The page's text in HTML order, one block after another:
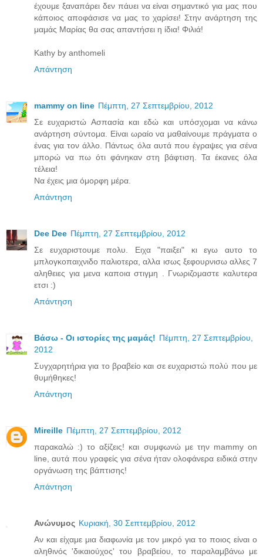
έχουμε ξαναπάρει δεν πάυει να είναι σημαντικό για μας που
κάποιος αποφάσισε να μας το χαρίσει! Στην ανάρτηση της
μαμάς Μαρίας θα σας απαντήσει η ίδια! Φιλιά!
Kathy by anthomeli
Απάντηση
mammy on line Πέμπτη, 27 Σεπτεμβρίου, 2012
Σε ευχαριστώ Ασπασία και εδώ και υπόσχομαι να κάνω
ανάρτηση σύντομα. Είναι ωραίο να μαθαίνουμε πράγματα ο
ένας για τον άλλο. Πάντως όλα αυτά που έγραψες για σένα
μπορώ να πω ότι φάνηκαν στη βάφτιση. Τα έκανες όλα
τέλεια!
Να έχεις μια όμορφη μέρα.
Απάντηση
Dee Dee Πέμπτη, 27 Σεπτεμβρίου, 2012
Σε ευχαριστουμε πολυ. Ειχα "παιξει" κι εγω αυτο το
μπλογκοπαιχνιδο παλιοτερα, αλλα ισως ξεφουρνισω αλλες 7
αληθειες για μενα καποια στιγμη . Γνωριζομαστε καλυτερα
ετσι :)
Απάντηση
Βάσω - Οι ιστορίες της μαμάς! Πέμπτη, 27 Σεπτεμβρίου,
2012
Συγχαρητήρια για το βραβείο και σε ευχαριστώ πολύ που με
θυμήθηκες!
Απάντηση
Mireille Πέμπτη, 27 Σεπτεμβρίου, 2012
παρακαλώ :) το αξίζεις! και συμφωνώ με την mammy on
line, αυτά που γραφείς για σένα ήταν ολοφάνερα ειδικά στην
οργάνωση της βάπτισης!
Απάντηση
Ανώνυμος Κυριακή, 30 Σεπτεμβρίου, 2012
Αν και είχαμε μια διαφωνία με τον μικρό για το ποιος είναι ο
αληθινός 'δικαιούχος' του βραβείου, το παραλαμβάνω με